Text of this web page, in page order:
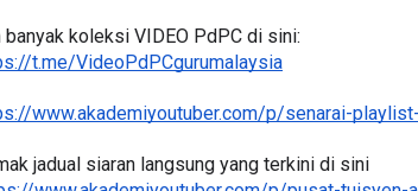
banyak koleksi VIDEO PdPC di sini:
t.me/VideoPdPCgurumalaysia
www.akademiyoutuber.com/p/senarai-
jadual siaran langsung yang terkini di sini